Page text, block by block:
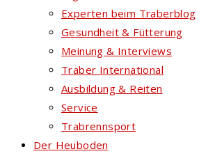
Experten beim Traberblog
Gesundheit & Fütterung
Meinung & Interviews
Traber International
Ausbildung & Reiten
Service
Trabrennsport
Der Heuboden